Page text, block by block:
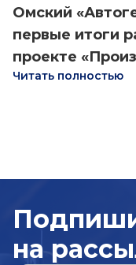
Омский
первые итоги
проекте
Читать полностью
на